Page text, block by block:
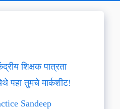
शिक्षक पात्रता
पहा तुमचे मार्कशीट!
Sandeep